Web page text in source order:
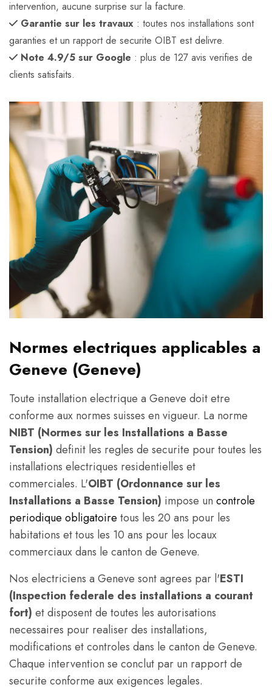
intervention, aucune surprise sur la facture.
Garantie sur les travaux : toutes nos installations sont
garanties et un rapport de securite OIBT est delivre.
Note 4.9/5 sur Google : plus de 127 avis verifies de
clients satisfaits.
Normes electriques applicables a
Geneve (Geneve)
Toute installation electrique a Geneve doit etre
conforme aux normes suisses en vigueur. La norme
NIBT (Normes sur les Installations a Basse
Tension) definit les regles de securite pour toutes les
installations electriques residentielles et
commerciales. L'OIBT (Ordonnance sur les
Installations a Basse Tension) impose un controle
periodique obligatoire tous les 20 ans pour les
habitations et tous les 10 ans pour les locaux
commerciaux dans le canton de Geneve.
Nos electriciens a Geneve sont agrees par l'ESTI
(Inspection federale des installations a courant
fort) et disposent de toutes les autorisations
necessaires pour realiser des installations,
modifications et controles dans le canton de Geneve.
Chaque intervention se conclut par un rapport de
securite conforme aux exigences legales.